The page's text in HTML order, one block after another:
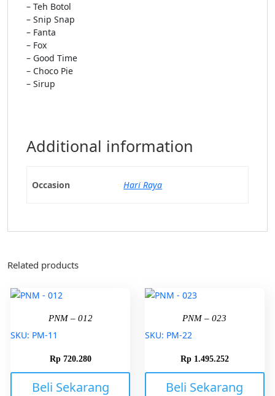
– Teh Botol
– Snip Snap
– Fanta
– Fox
– Good Time
– Choco Pie
– Sirup
Additional information
Occasion Hari Raya
Related products
PNM – 012
SKU: PM-11
Rp720.280
Beli Sekarang
PNM – 023
SKU: PM-22
Rp1.495.252
Beli Sekarang